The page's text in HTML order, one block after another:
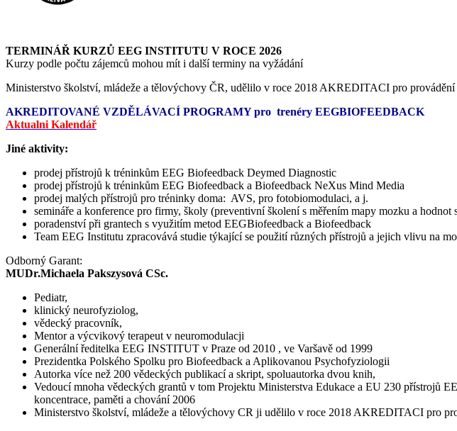
TERMINÁŘ KURZŮ EEG INSTITUTU V ROCE 2026
Kurzy podle počtu zájemců mohou mít i další terminy na vyžádání
Ministerstvo školství, mládeže a tělovýchovy ČR, udělilo v roce 2018 AKREDITACI pro
AKREDITOVANÉ VZDĚLÁVACÍ PROGRAMY pro trenéry EEGBIOFEEDBACK
Aktualni Kalendář
Jiné aktivity:
prodej přístrojů k tréninkům EEG Biofeedback Deymed Diagnostic
prodej přístrojů k tréninkům EEG Biofeedback a Biofeedback NeXus Mind Media
prodej malých přístrojů pro tréninky doma: AVS, pro fotobiomodulaci, a j.
semináře a konference pro firmy, školy (preventivní školení s měřením mapy mozku a hodnot
poradenství při grantech s využitím metod EEGBiofeedback a Biofeedback
Team EEG Institutu zpracovává studie týkající se použití různých přístrojů a jejich vlivu na
Odborný Garant:
MUDr.Michaela Pakszysová CSc.
Pediatr,
klinický neurofyziolog,
vědecký pracovník,
Mentor a výcvikový terapeut v neuromodulacji
Generální ředitelka EEG INSTITUT v Praze od 2010 , ve Varšavě od 1999
Prezidentka Polského Spolku pro Biofeedback a Aplikovanou Psychofyziologii
Autorka více než 200 vědeckých publikací a skript, spoluautorka dvou knih,
Vedoucí mnoha vědeckých grantů v tom Projektu Ministerstva Edukace a EU 230 přístrojů
koncentrace, paměti a chování 2006
Ministerstvo školství, mládeže a tělovýchovy CR ji udělilo v roce 2018 AKREDITACI pro